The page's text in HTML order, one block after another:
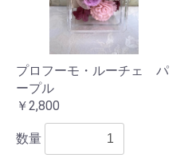
プロフーモ・ルーチェ パ
ープル
￥2,800
数量